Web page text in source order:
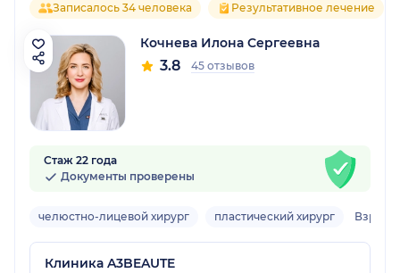
Записалось 34 человека Результативное лечение
Кочнева Илона Сергеевна
3.8 45 отзывов
Стаж 22 года
Документы проверены
челюстно-лицевой хирург пластический хирург
Клиника A3BEAUTE